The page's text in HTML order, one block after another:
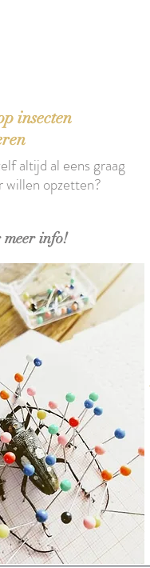
insecten
info!
altijd al eens graag
willen opzetten?